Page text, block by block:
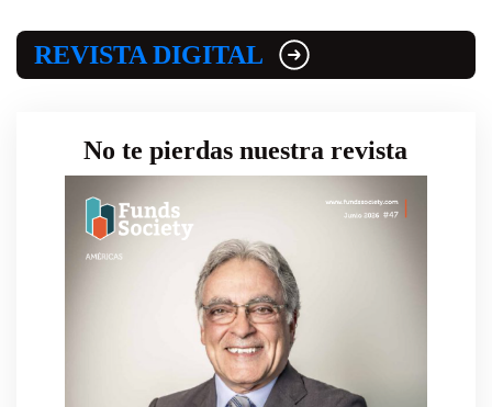
REVISTA DIGITAL
No te pierdas nuestra revista